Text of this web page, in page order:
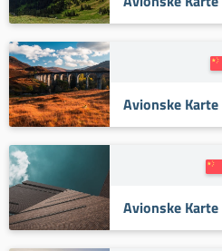
Avionske Karte
Avionske Karte